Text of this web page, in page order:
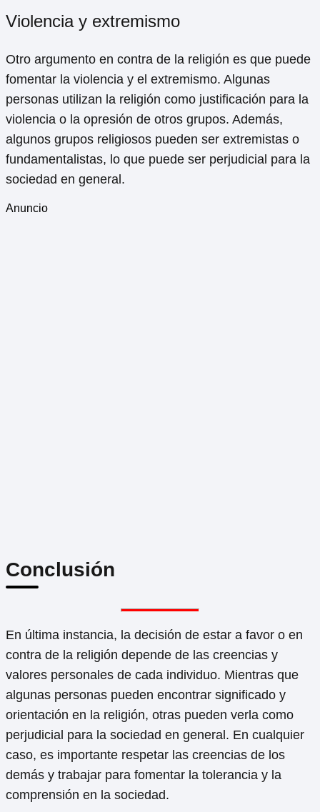
Violencia y extremismo
Otro argumento en contra de la religión es que puede
fomentar la violencia y el extremismo. Algunas
personas utilizan la religión como justificación para la
violencia o la opresión de otros grupos. Además,
algunos grupos religiosos pueden ser extremistas o
fundamentalistas, lo que puede ser perjudicial para la
sociedad en general.
Anuncio
Conclusión
En última instancia, la decisión de estar a favor o en
contra de la religión depende de las creencias y
valores personales de cada individuo. Mientras que
algunas personas pueden encontrar significado y
orientación en la religión, otras pueden verla como
perjudicial para la sociedad en general. En cualquier
caso, es importante respetar las creencias de los
demás y trabajar para fomentar la tolerancia y la
comprensión en la sociedad.